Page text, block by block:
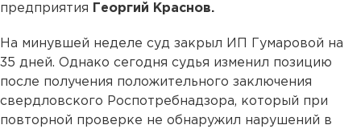
предприятия
Георгий Краснов.
На минувшей неделе суд закрыл ИП Гумаровой на
35 дней. Однако сегодня судья изменил позицию
после получения положительного заключения
свердловского Роспотребнадзора, который при
повторной проверке не обнаружил нарушений в